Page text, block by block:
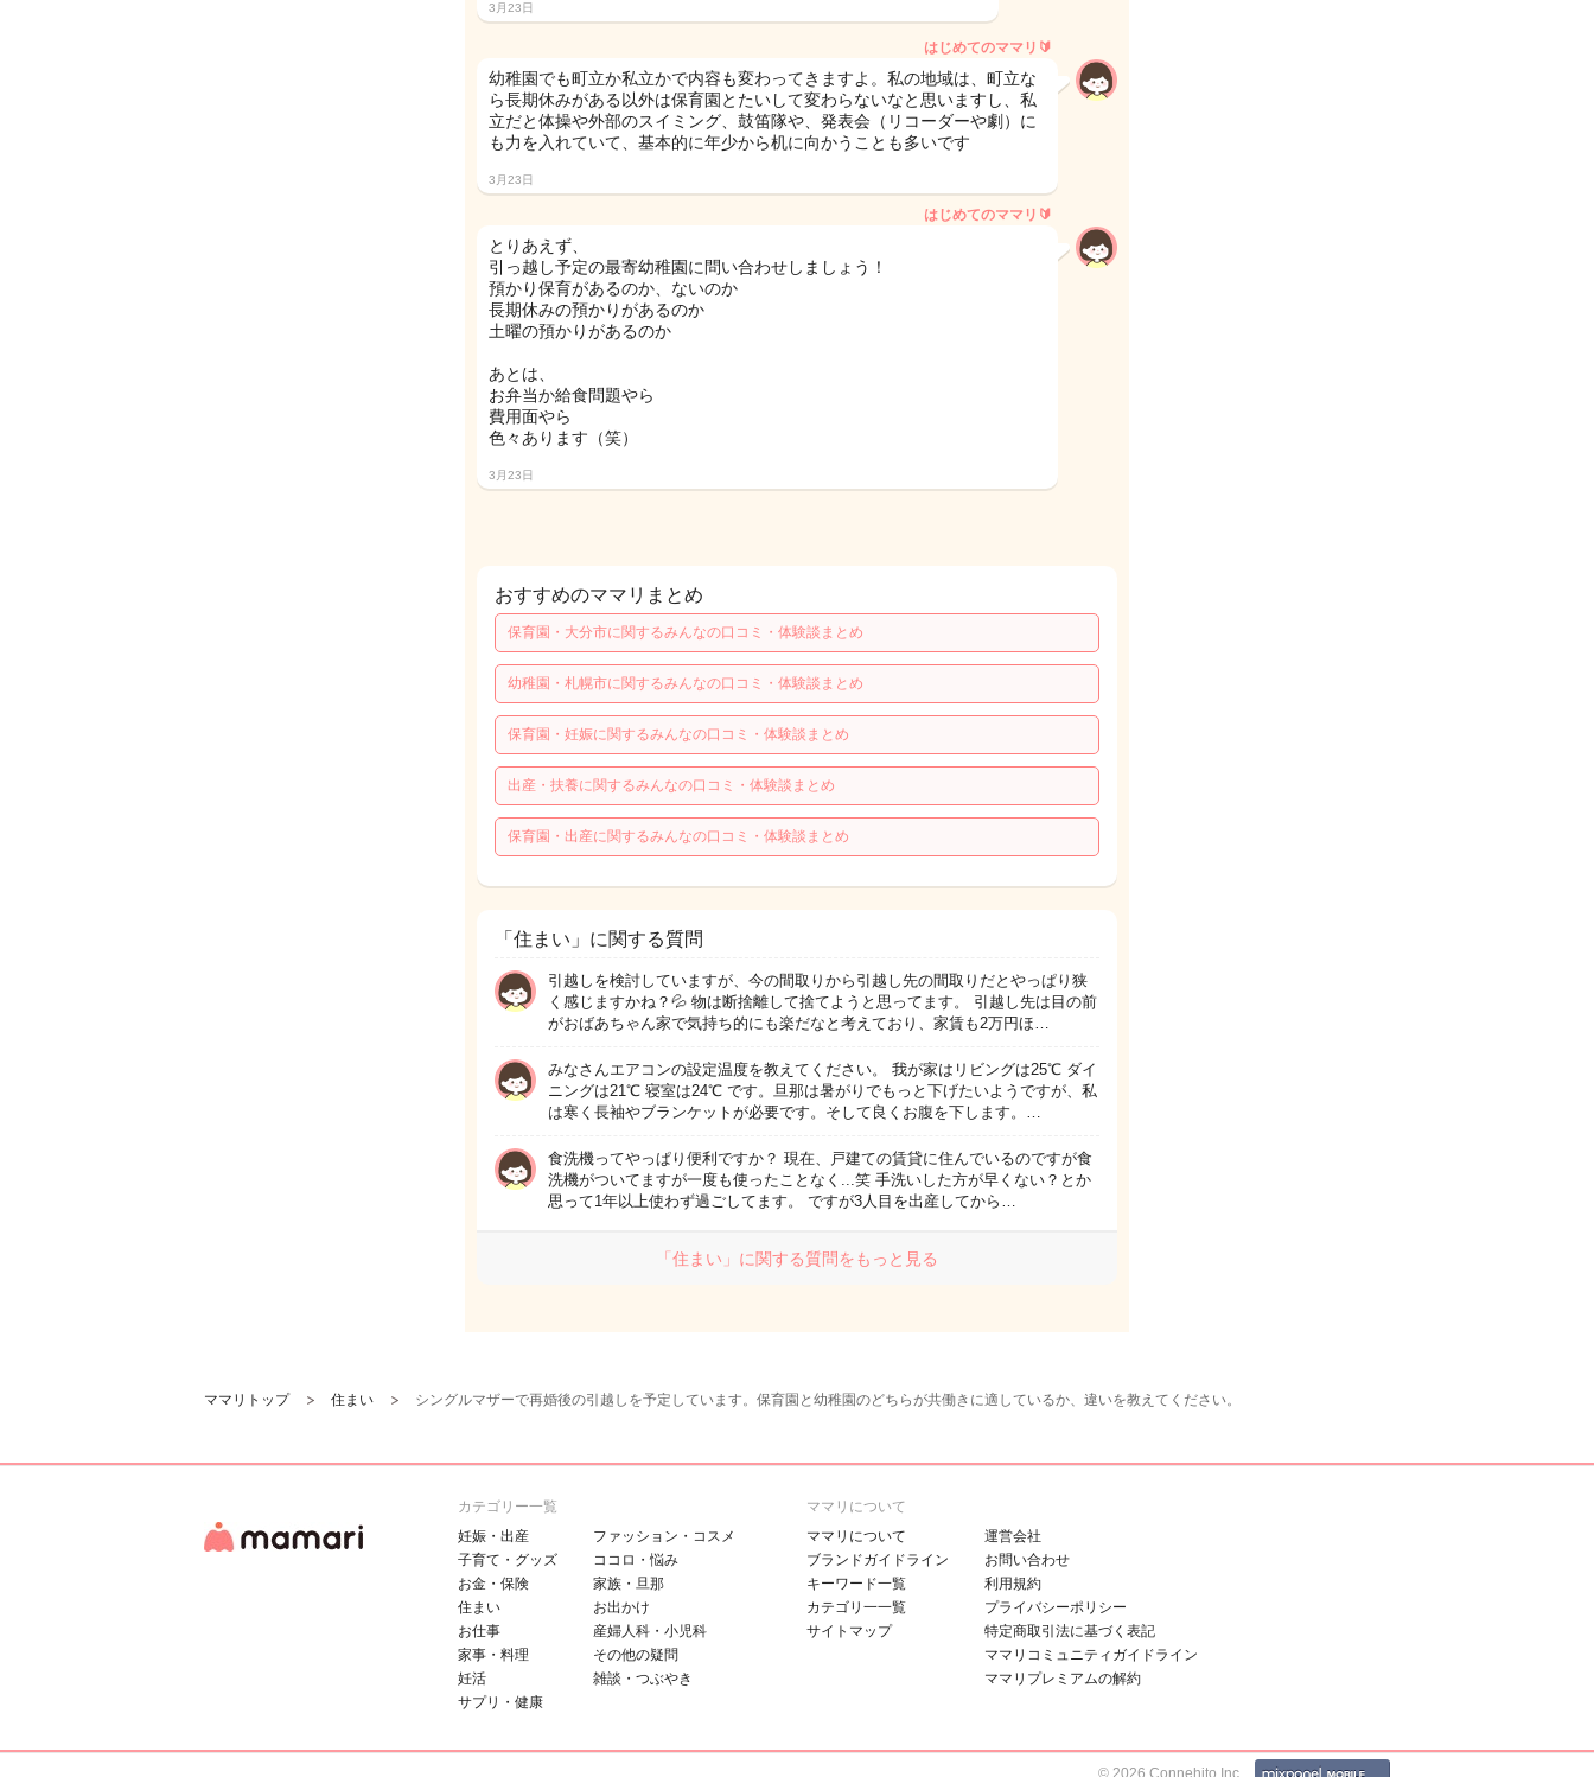
3月23日
はじめてのママリ🔰
幼稚園でも町立か私立かで内容も変わってきますよ。私の地域は、町立な
ら長期休みがある以外は保育園とたいして変わらないなと思いますし、私
立だと体操や外部のスイミング、鼓笛隊や、発表会（リコーダーや劇）に
も力を入れていて、基本的に年少から机に向かうことも多いです
3月23日
はじめてのママリ🔰
とりあえず、
引っ越し予定の最寄幼稚園に問い合わせしましょう！
預かり保育があるのか、ないのか
長期休みの預かりがあるのか
土曜の預かりがあるのか
あとは、
お弁当か給食問題やら
費用面やら
色々あります（笑）
3月23日
おすすめのママリまとめ
保育園・大分市に関するみんなの口コミ・体験談まとめ
幼稚園・札幌市に関するみんなの口コミ・体験談まとめ
保育園・妊娠に関するみんなの口コミ・体験談まとめ
出産・扶養に関するみんなの口コミ・体験談まとめ
保育園・出産に関するみんなの口コミ・体験談まとめ
「住まい」に関する質問
引越しを検討していますが、今の間取りから引越し先の間取りだとやっぱり狭
く感じますかね？💦 物は断捨離して捨てようと思ってます。 引越し先は目の前
がおばあちゃん家で気持ち的にも楽だなと考えており、家賃も2万円ほ…
みなさんエアコンの設定温度を教えてください。 我が家はリビングは25℃ ダイ
ニングは21℃ 寝室は24℃ です。旦那は暑がりでもっと下げたいようですが、私
は寒く長袖やブランケットが必要です。そして良くお腹を下します。…
食洗機ってやっぱり便利ですか？ 現在、戸建ての賃貸に住んでいるのですが食
洗機がついてますが一度も使ったことなく...笑 手洗いした方が早くない？とか
思って1年以上使わず過ごしてます。 ですが3人目を出産してから…
「住まい」に関する質問をもっと見る
ママリトップ 住まい シングルマザーで再婚後の引越しを予定しています。保育園と幼稚園のどちらが共働きに適しているか、違いを教えてください。
カテゴリー一覧
妊娠・出産
子育て・グッズ
お金・保険
住まい
お仕事
家事・料理
妊活
サプリ・健康
ファッション・コスメ
ココロ・悩み
家族・旦那
お出かけ
産婦人科・小児科
その他の疑問
雑談・つぶやき
ママリについて
ママリについて
ブランドガイドライン
キーワード一覧
カテゴリ一一覧
サイトマップ
運営会社
お問い合わせ
利用規約
プライバシーポリシー
特定商取引法に基づく表記
ママリコミュニティガイドライン
ママリプレミアムの解約
© 2026 Connehito Inc.